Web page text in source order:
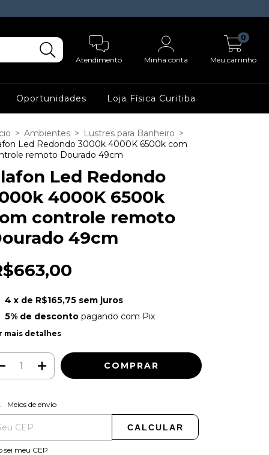
Atendimento Minha conta Meu carrinho
0
Oportunidades Loja Física Curitiba
> Ambientes > Lustres para Banheiro >
Led Redondo 3000k 4000K 6500k com
remoto Dourado 49cm
Led Redondo
4000K 6500k
controle remoto
49cm
4 x de R$165,75 sem juros
5% de descontopagando com Pix
mais detalhes
para o CEP:
Meios de envio
CALCULAR
sei meu CEP